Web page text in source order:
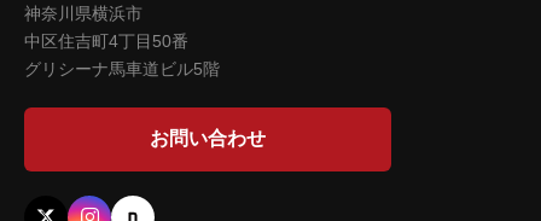
神奈川県横浜市
中区住吉町4丁目50番
グリシーナ馬車道ビル5階
お問い合わせ